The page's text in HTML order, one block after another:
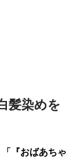
髪染めを
『おばあちゃ